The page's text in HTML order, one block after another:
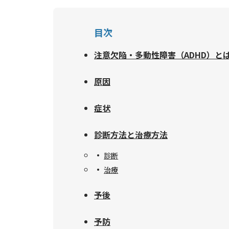
目次
注意欠陥・多動性障害（ADHD）と
原因
症状
診断方法と治療方法
診断
治療
予後
予防